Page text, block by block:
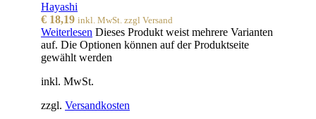
Hayashi
€ 18,19 inkl. MwSt. zzgl Versand
Weiterlesen Dieses Produkt weist mehrere Varianten
auf. Die Optionen können auf der Produktseite
gewählt werden
inkl. MwSt.
zzgl. Versandkosten